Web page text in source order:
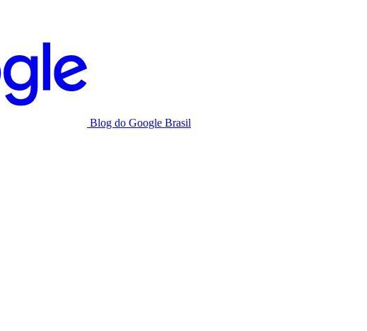
Blog do Google Brasil